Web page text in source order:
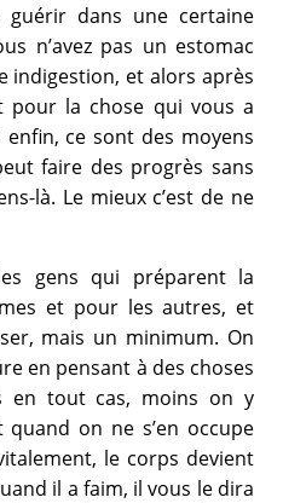
guérir dans une certaine
n’avez pas un estomac
indigestion, et alors après
pour la chose qui vous a
enfin, ce sont des moyens
faire des progrès sans
là. Le mieux c’est de ne
gens qui préparent la
et pour les autres, et
mais un minimum. On
en pensant à des choses
en tout cas, moins on y
on ne s’en occupe
le corps devient
il a faim, il vous le dira